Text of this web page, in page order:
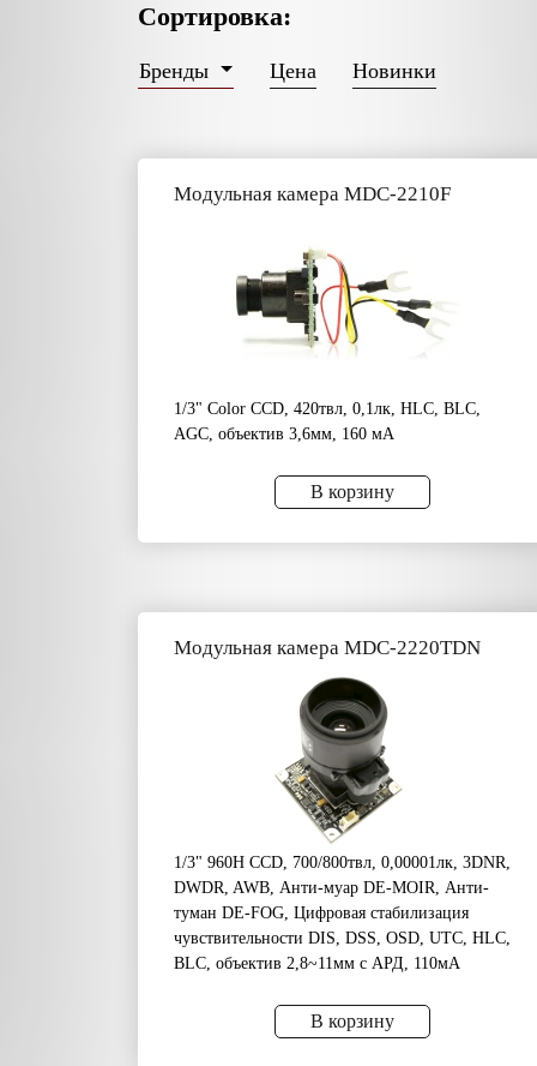
Сортировка:
Бренды Цена Новинки
Модульная камера MDC-2210F
1/3" Color CCD, 420твл, 0,1лк, HLC, BLC,
AGC, объектив 3,6мм, 160 мА
В корзину
Модульная камера MDC-2220TDN
1/3" 960H CCD, 700/800твл, 0,00001лк, 3DNR,
DWDR, AWB, Анти-муар DE-MOIR, Анти-
туман DE-FOG, Цифровая стабилизация
чувствительности DIS, DSS, OSD, UTC, HLC,
BLC, объектив 2,8~11мм c АРД, 110мА
В корзину